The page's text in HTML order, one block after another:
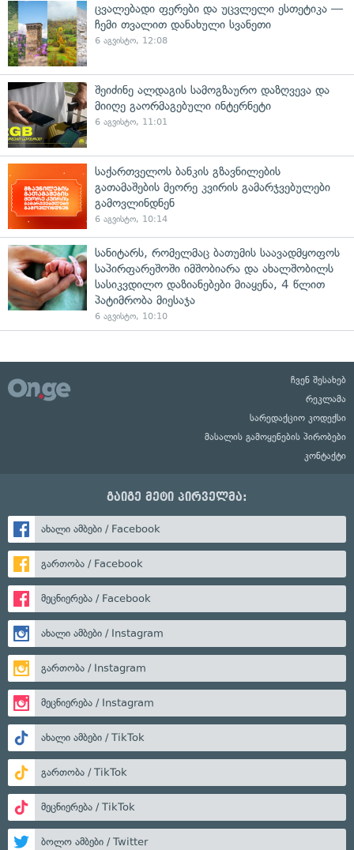
ცვალებადი ფერები და უცვლელი ესთეტიკა —
ჩემი თვალით დანახული სვანეთი
6 აგვისტო, 12:08
შეიძინე ალდაგის სამოგზაურო დაზღვევა და
მიიღე გაორმაგებული ინტერნეტი
6 აგვისტო, 11:01
საქართველოს ბანკის გზავნილების
გათამაშების მეორე კვირის გამარჯვებულები
გამოვლინდნენ
6 აგვისტო, 10:14
სანიტარს, რომელმაც ბათუმის საავადმყოფოს
საპირფარეშოში იმშობიარა და ახალშობილს
სასიკვდილო დაზიანებები მიაყენა, 4 წლით
პატიმრობა მიესაჯა
6 აგვისტო, 10:10
ჩვენ შესახებ
რეკლამა
სარედაქციო კოდექსი
მასალის გამოყენების პირობები
კონტაქტი
გაიგე მეტი პირველმა:
ახალი ამბები / Facebook
გართობა / Facebook
მეცნიერება / Facebook
ახალი ამბები / Instagram
გართობა / Instagram
მეცნიერება / Instagram
ახალი ამბები / TikTok
გართობა / TikTok
მეცნიერება / TikTok
ბოლო ამბები / Twitter